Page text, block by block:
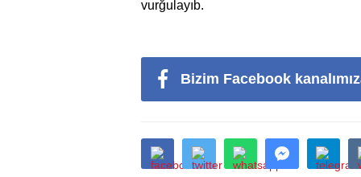
vurğulayıb.
Bizim Facebook
30.01.2021 - 04:56
– VİDEO